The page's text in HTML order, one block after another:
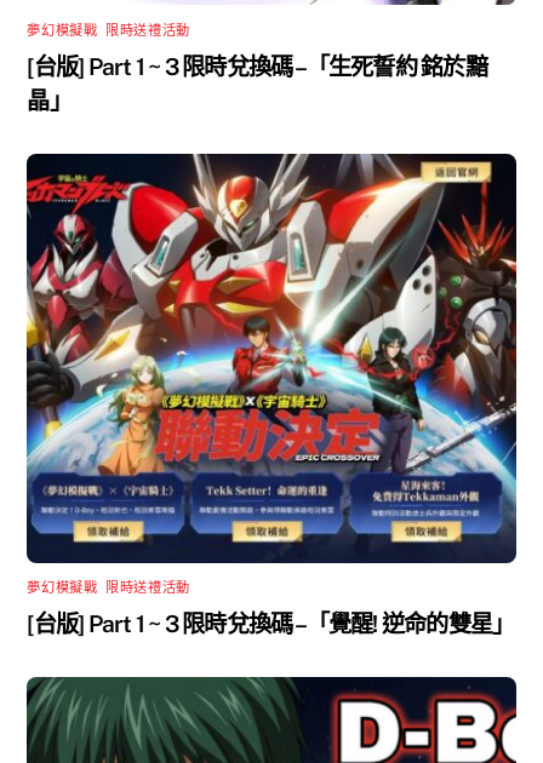
夢幻模擬戰 限時送禮活動
[台版] Part 1 ~ 3 限時兌換碼 –「生死誓約 銘於黯
晶」
夢幻模擬戰 限時送禮活動
[台版] Part 1 ~ 3 限時兌換碼 –「覺醒! 逆命的雙星」